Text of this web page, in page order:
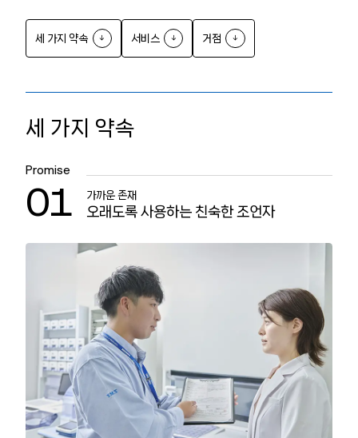
애프터 유지 보수
공지
문의
세 가지 약속 서비스 거점
세 가지 약속
Promise
01 가까운 존재
오래도록 사용하는 친숙한 조언자